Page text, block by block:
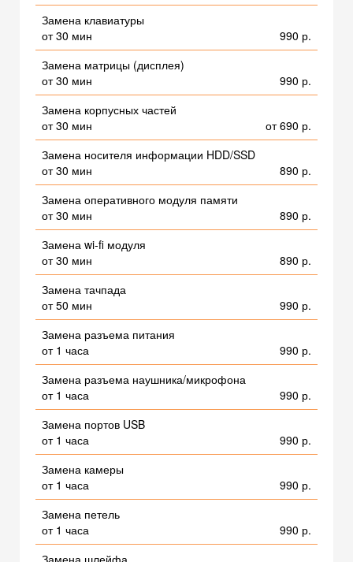
Замена клавиатуры
от 30 мин
990 р.
Замена матрицы (дисплея)
от 30 мин
990 р.
Замена корпусных частей
от 30 мин
от 690 р.
Замена носителя информации HDD/SSD
от 30 мин
890 р.
Замена оперативного модуля памяти
от 30 мин
890 р.
Замена wi-fi модуля
от 30 мин
890 р.
Замена тачпада
от 50 мин
990 р.
Замена разъема питания
от 1 часа
990 р.
Замена разъема наушника/микрофона
от 1 часа
990 р.
Замена портов USB
от 1 часа
990 р.
Замена камеры
от 1 часа
990 р.
Замена петель
от 1 часа
990 р.
Замена шлейфа